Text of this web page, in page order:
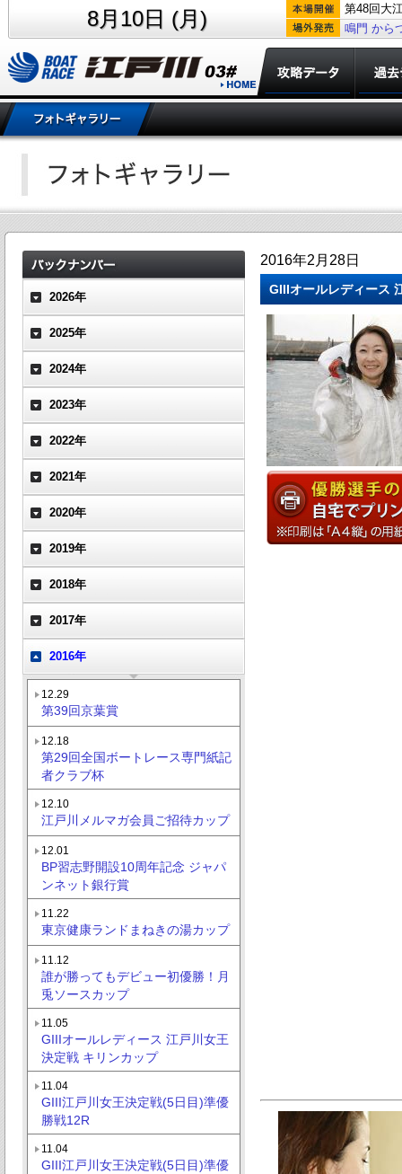
8月10日 (月)
第48回大
鳴門 から
2026年
2025年
2024年
2023年
2022年
2021年
2020年
2019年
2018年
2017年
2016年
12.29
第39回京葉賞
12.18
第29回全国ボートレース専門紙記
者クラブ杯
12.10
江戸川メルマガ会員ご招待カップ
12.01
BP習志野開設10周年記念 ジャパ
ンネット銀行賞
11.22
東京健康ランドまねきの湯カップ
11.12
誰が勝ってもデビュー初優勝！月
兎ソースカップ
11.05
GIIIオールレディース 江戸川女王
決定戦 キリンカップ
11.04
GIII江戸川女王決定戦(5日目)準優
勝戦12R
11.04
GIII江戸川女王決定戦(5日目)準優
2016年2月28日
GIIIオールレディース